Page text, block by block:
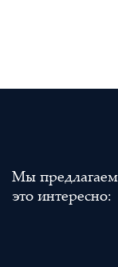
Мы предлагаем
это интересно: